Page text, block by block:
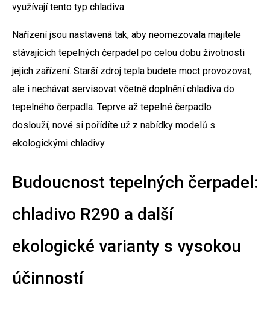
využívají tento typ chladiva.
Nařízení jsou nastavená tak, aby neomezovala majitele
stávajících tepelných čerpadel po celou dobu životnosti
jejich zařízení. Starší zdroj tepla budete moct provozovat,
ale i nechávat servisovat včetně doplnění chladiva do
tepelného čerpadla. Teprve až tepelné čerpadlo
doslouží, nové si pořídíte už z nabídky modelů s
ekologickými chladivy.
Budoucnost tepelných čerpadel:
chladivo R290 a další
ekologické varianty s vysokou
účinností